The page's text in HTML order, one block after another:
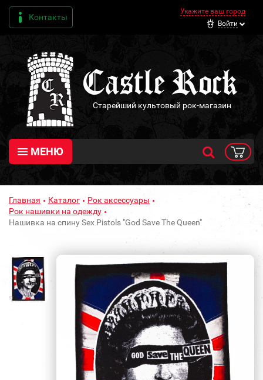
Контакты
Укажите ваш город
Войти
Старейший культовый рок-магазин
МЕНЮ
Главная Каталог
Рок аксессуары
Рок нашивки на одежду
Нашивка на спину Sex Pistols "God Save The Queen"